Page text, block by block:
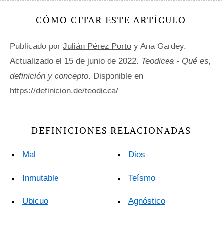
CÓMO CITAR ESTE ARTÍCULO
Publicado por Julián Pérez Porto y Ana Gardey.
Actualizado el 15 de junio de 2022. Teodicea - Qué es,
definición y concepto. Disponible en
https://definicion.de/teodicea/
DEFINICIONES RELACIONADAS
Mal
Inmutable
Ubicuo
Dios
Teísmo
Agnóstico